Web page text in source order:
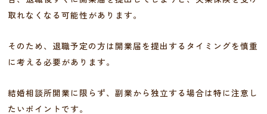
取れなくなる可能性があります。
そのため、退職予定の方は開業届を提出するタイミングを慎重
に考える必要があります。
結婚相談所開業に限らず、副業から独立する場合は特に注意し
たいポイントです。